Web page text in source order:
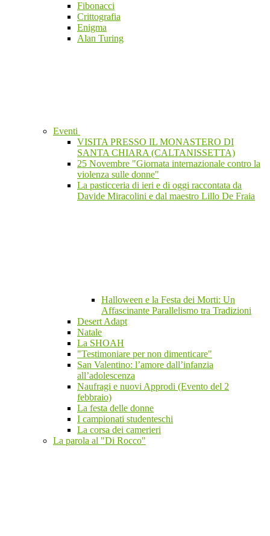
Fibonacci
Crittografia
Enigma
Alan Turing
Eventi
VISITA PRESSO IL MONASTERO DI
SANTA CHIARA (CALTANISSETTA)
25 Novembre "Giornata internazionale contro la
violenza sulle donne"
La pasticceria di ieri e di oggi raccontata da
Davide Miracolini e dal maestro Lillo De Fraia
Halloween e la Festa dei Morti: Un
Affascinante Parallelismo tra Tradizioni
Desert Adapt
Natale
La SHOAH
"Testimoniare per non dimenticare"
San Valentino: l’amore dall’infanzia
all’adolescenza
Naufragi e nuovi Approdi (Evento del 2
febbraio)
La festa delle donne
I campionati studenteschi
La corsa dei camerieri
La parola al "Di Rocco"